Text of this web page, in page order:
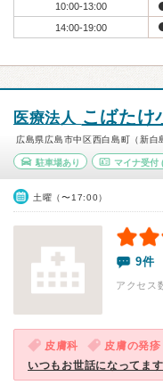
10:00-13:00
14:00-19:00
医療法人 こばたけ
広島県広島市中区西白島町（新白
駐車場あり マイナ受付(
土曜（〜17:00）
9件
アクセス
皮膚科 皮膚の発
いつもお世話になってます